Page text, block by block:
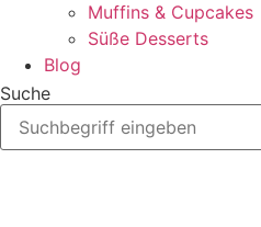
Muffins & Cupcakes
Süße Desserts
Blog
Suche